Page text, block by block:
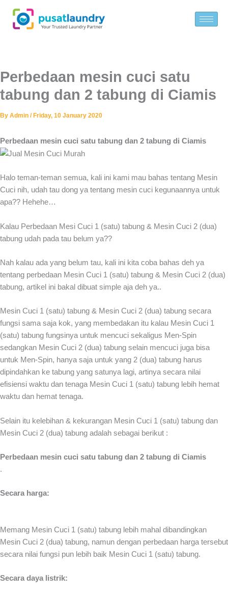
content
Perbedaan mesin cuci satu
tabung dan 2 tabung di Ciamis
By Admin /Friday, 10 January 2020
Perbedaan mesin cuci satu tabung dan 2 tabung di Ciamis
Halo teman-teman semua, kali ini kami mau bahas tentang Mesin
Cuci nih, udah tau dong ya tentang mesin cuci kegunaannya untuk
apa?? Hehehe…
Kalau Perbedaan Mesi Cuci 1 (satu) tabung & Mesin Cuci 2 (dua)
tabung udah pada tau belum ya??
Nah kalau ada yang belum tau, kali ini kita coba bahas deh ya
tentang perbedaan Mesin Cuci 1 (satu) tabung & Mesin Cuci 2 (dua)
tabung, artikel ini bakal dibuat simple aja deh ya..
Mesin Cuci 1 (satu) tabung & Mesin Cuci 2 (dua) tabung secara
fungsi sama saja kok, yang membedakan itu kalau Mesin Cuci 1
(satu) tabung fungsinya untuk mencuci sekaligus Men-Spin
sedangkan Mesin Cuci 2 (dua) tabung selain mencuci juga bisa
untuk Men-Spin, hanya saja untuk yang 2 (dua) tabung harus
dipindahkan ke tabung yang satunya lagi, artinya secara nilai
efisiensi waktu dan tenaga Mesin Cuci 1 (satu) tabung lebih hemat
waktu dan hemat tenaga.
Selain itu kelebihan & kekurangan Mesin Cuci 1 (satu) tabung dan
Mesin Cuci 2 (dua) tabung adalah sebagai berikut :
Perbedaan mesin cuci satu tabung dan 2 tabung di Ciamis
.
Secara harga:
Memang Mesin Cuci 1 (satu) tabung lebih mahal dibandingkan
Mesin Cuci 2 (dua) tabung, namun dengan perbedaan harga tersebut
secara nilai fungsi pun lebih baik Mesin Cuci 1 (satu) tabung.
Secara daya listrik: